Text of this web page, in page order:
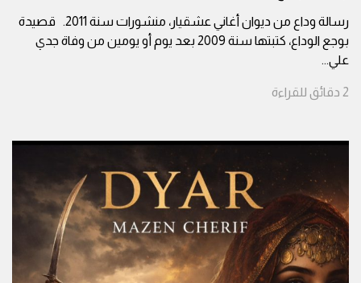
رسالة وداع من ديوان أغاني عشقيار، منشورات سنة 2011. قصيدة
بوجع الوداع، كتبتها سنة 2009 بعد يوم أو يومين من وفاة جدي
علي...
2 دقائق للقراءة